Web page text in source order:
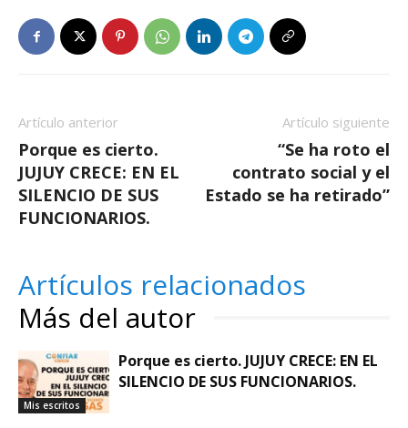
Artículo anterior
Porque es cierto.
JUJUY CRECE: EN EL
SILENCIO DE SUS
FUNCIONARIOS.
Artículo siguiente
“Se ha roto el
contrato social y el
Estado se ha retirado”
Artículos relacionados
Más del autor
Mis escritos
Porque es cierto. JUJUY CRECE: EN EL
SILENCIO DE SUS FUNCIONARIOS.